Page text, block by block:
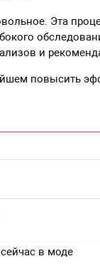
Эта
и
повысить
в моде